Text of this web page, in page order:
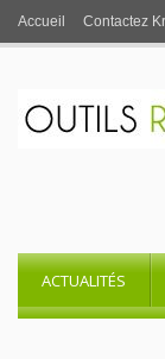
Accueil Contactez
ACTUALITÉS